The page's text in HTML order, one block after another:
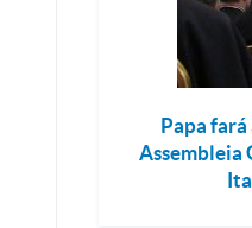
Papa
Assembleia